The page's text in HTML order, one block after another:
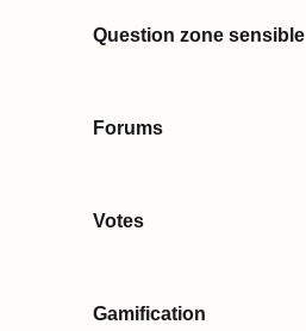
Question zone sensible
Forums
Votes
Gamification